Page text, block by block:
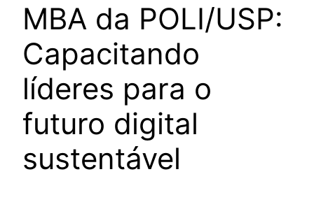
MBA da POLI/USP:
Capacitando
líderes para o
futuro digital
sustentável